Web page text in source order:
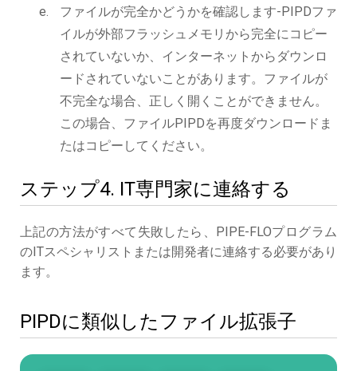
ファイルが完全かどうかを確認します-PIPDファ
イルが外部フラッシュメモリから完全にコピー
されていないか、インターネットからダウンロ
ードされていないことがあります。ファイルが
不完全な場合、正しく開くことができません。
この場合、ファイルPIPDを再度ダウンロードま
たはコピーしてください。
ステップ4. IT専門家に連絡する
上記の方法がすべて失敗したら、PIPE-FLOプログラム
のITスペシャリストまたは開発者に連絡する必要があり
ます。
PIPDに類似したファイル拡張子